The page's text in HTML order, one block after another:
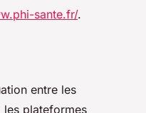
sante.fr/.
entre les
les plateformes